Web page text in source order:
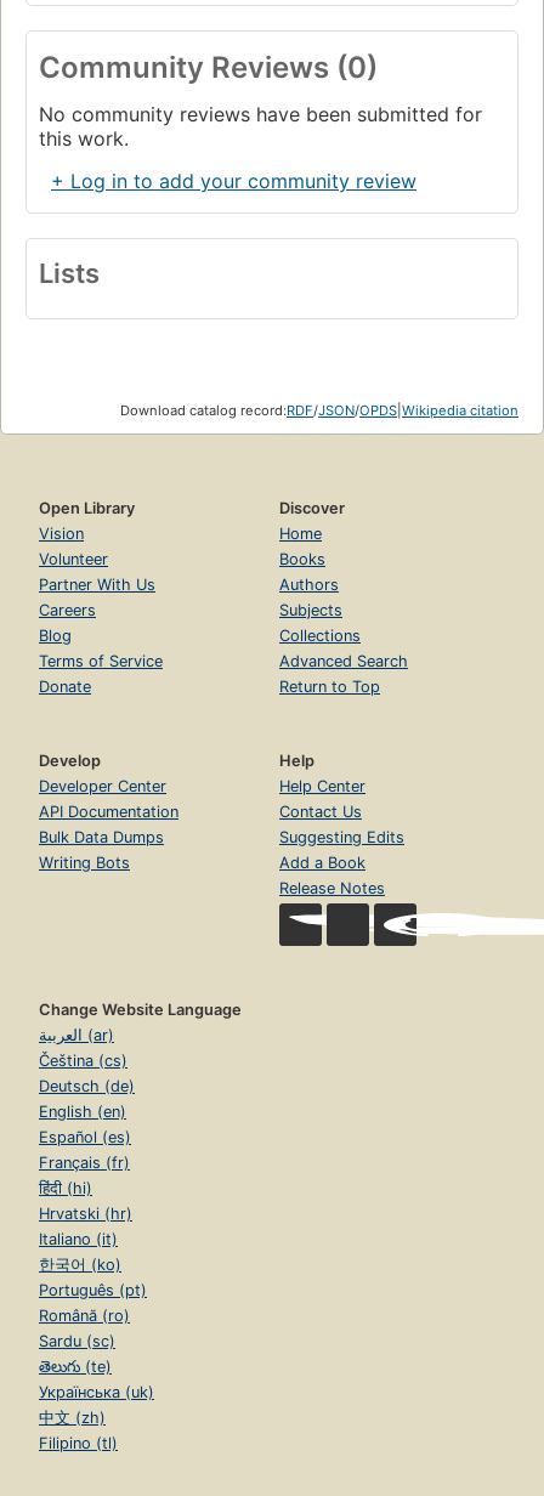
Community Reviews (0)
No community reviews have been submitted for
this work.
+ Log in to add your community review
Lists
Download catalog record:RDF/JSON/OPDS Wikipedia citation
Open Library
Vision
Volunteer
Partner With Us
Careers
Blog
Terms of Service
Donate
Discover
Home
Books
Authors
Subjects
Collections
Advanced Search
Return to Top
Develop
Developer Center
API Documentation
Bulk Data Dumps
Writing Bots
Help
Help Center
Contact Us
Suggesting Edits
Add a Book
Release Notes
Change Website Language
العربية (ar)
Čeština (cs)
Deutsch (de)
English (en)
Español (es)
Français (fr)
हिंदी (hi)
Hrvatski (hr)
Italiano (it)
한국어 (ko)
Português (pt)
Română (ro)
Sardu (sc)
తెలుగు (te)
Українська (uk)
中文 (zh)
Filipino (tl)